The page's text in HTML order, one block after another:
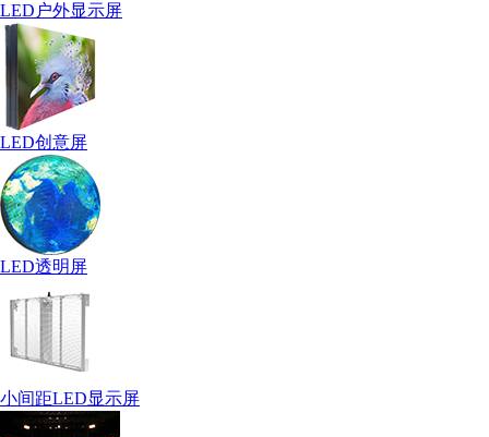
LED户外显示屏
LED创意屏
LED透明屏
小间距LED显示屏